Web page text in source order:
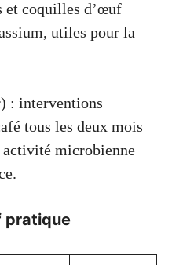
et coquilles d’œuf
utiles pour la
: interventions
tous les deux mois
microbienne
pratique